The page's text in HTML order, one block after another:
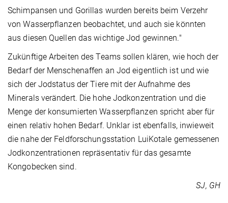
Schimpansen und Gorillas wurden bereits beim Verzehr
von Wasserpflanzen beobachtet, und auch sie könnten
aus diesen Quellen das wichtige Jod gewinnen."
Zukünftige Arbeiten des Teams sollen klären, wie hoch der
Bedarf der Menschenaffen an Jod eigentlich ist und wie
sich der Jodstatus der Tiere mit der Aufnahme des
Minerals verändert. Die hohe Jodkonzentration und die
Menge der konsumierten Wasserpflanzen spricht aber für
einen relativ hohen Bedarf. Unklar ist ebenfalls, inwieweit
die nahe der Feldforschungsstation LuiKotale gemessenen
Jodkonzentrationen repräsentativ für das gesamte
Kongobecken sind.
SJ, GH